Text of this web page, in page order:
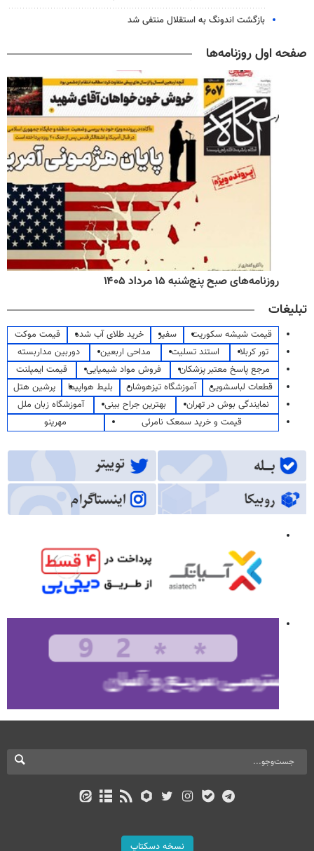
بازگشت اندونگ به استقلال منتفی شد
صفحه اول روزنامه‌ها
روزنامه‌های صبح پنج‌شنبه ۱۵ مرداد ۱۴۰۵
تبلیغات
قیمت شیشه سکوریت سفیر خرید طلای آب شده
قیمت موکت
تور کربلا
استند تسلیت مداحی اربعین
دوربین مداربسته
مرجع پاسخ معتبر پزشکان
فروش مواد شیمیایی
قیمت ایمپلنت
قطعات لباسشویی
آموزشگاه تیزهوشان بلیط هواپیما
پرشین هتل
نمایندگی بوش در تهران
بهترین جراح بینی
آموزشگاه زبان ملل
قیمت و خرید سمعک نامرئی
مهرینو
نسخه دسکتاپ